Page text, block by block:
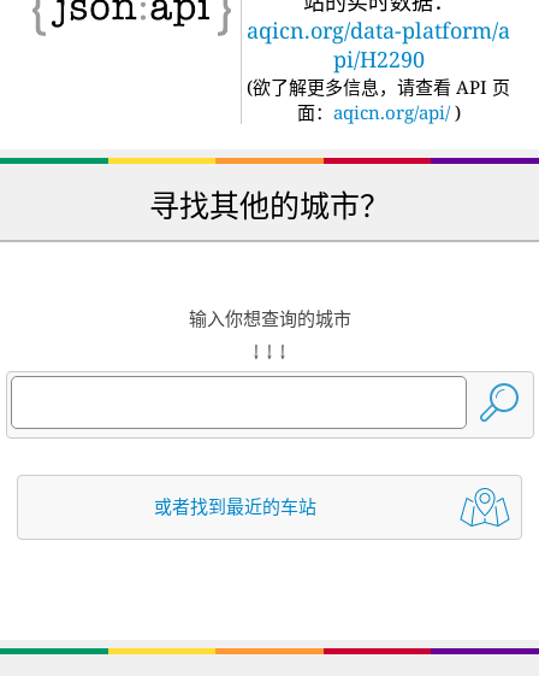
aqicn.org/data-platform/a
pi/H2290
(欲了解更多信息，请查看 API 页
面： aqicn.org/api/ )
寻找其他的城市？
输入你想查询的城市
↓ ↓ ↓
或者找到最近的车站